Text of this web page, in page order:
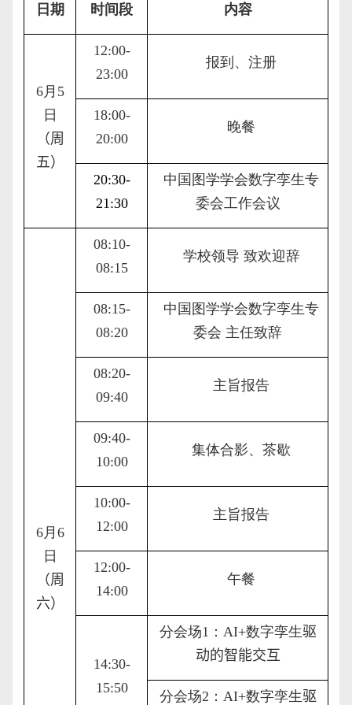
日期
时间段 内容
6月 5
日
（周
五）
12:00-
23:00
报到、注册
18:00-
20:00
晚餐
20:30-
21:30
中国图学学会数字孪生专
委会工作会议
6月 6
日
（周
六）
08:10-
08:15
学校领导 致欢迎辞
08:15-
08:20
中国图学学会数字孪生专
委会 主任致辞
08:20-
09:40
主旨报告
09:40-
10:00
集体合影、茶歇
10:00-
12:00
主旨报告
12:00-
14:00
午餐
14:30-
15:50
分会场1 ： AI+数字孪生驱
动的智能交互
分会场2 ： AI+数字孪生驱